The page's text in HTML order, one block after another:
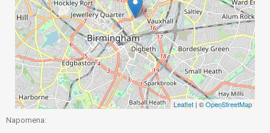
Leaflet | ©OpenStreetMap
Napomena: